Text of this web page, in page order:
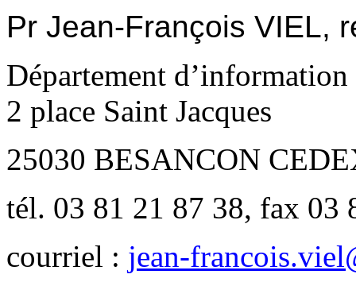
Pr Jean-François VIEL,
Département
2 place Saint Jacques
25030 BESANCON
tél. 03 81 21 87 38, fax 03
courriel : jean-